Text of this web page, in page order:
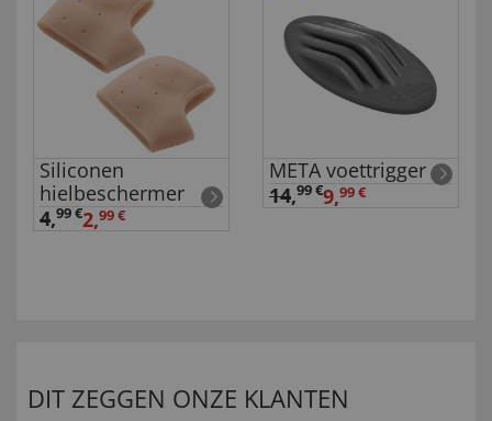
Siliconen
hielbeschermer
4,99 €2,99 €
META voettrigger
14,99 €9,99 €
DIT ZEGGEN ONZE KLANTEN